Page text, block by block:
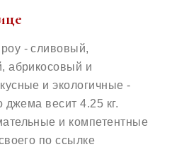
- сливовый,
абрикосовый и
и экологичные -
джема весит 4.25 кг.
и компетентные
по ссылке